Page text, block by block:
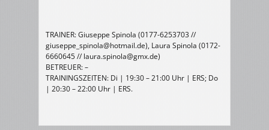
TRAINER: Giuseppe Spinola (0177-6253703 //
giuseppe_spinola@hotmail.de), Laura Spinola (0172-
6660645 // laura.spinola@gmx.de)
BETREUER: –
TRAININGSZEITEN: Di | 19:30 – 21:00 Uhr | ERS; Do
| 20:30 – 22:00 Uhr | ERS.